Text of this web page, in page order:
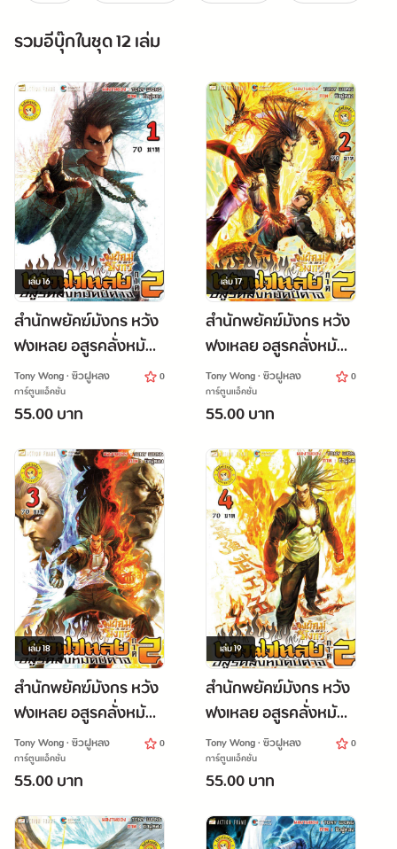
รวมอีบุ๊กในชุด 12 เล่ม
เล่ม16
สำนักพยัคฆ์มังกร หวัง
ฟงเหลย อสูรคลั่งหมัด
ปีศาจ ภาค 2 เล่ม 1
Tony Wong · ซิวฝูหลง 0
การ์ตูนแอ็คชั่น
55.00 บาท
เล่ม17
สำนักพยัคฆ์มังกร หวัง
ฟงเหลย อสูรคลั่งหมัด
ปีศาจ ภาค 2 เล่ม 2
Tony Wong · ซิวฝูหลง 0
การ์ตูนแอ็คชั่น
55.00 บาท
เล่ม18
สำนักพยัคฆ์มังกร หวัง
ฟงเหลย อสูรคลั่งหมัด
ปีศาจ ภาค 2 เล่ม 3
Tony Wong · ซิวฝูหลง 0
การ์ตูนแอ็คชั่น
55.00 บาท
เล่ม19
สำนักพยัคฆ์มังกร หวัง
ฟงเหลย อสูรคลั่งหมัด
ปีศาจ ภาค 2 เล่ม 4
Tony Wong · ซิวฝูหลง 0
การ์ตูนแอ็คชั่น
55.00 บาท